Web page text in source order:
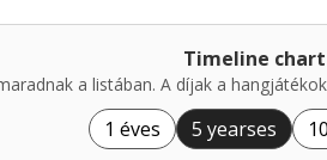
Timeline chart
a listában. A díjak a
1 éves 5 yearses